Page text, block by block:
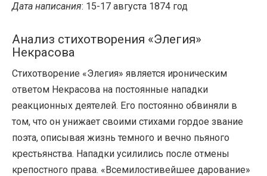
Дата написания: 15-17 августа 1874 год
Анализ стихотворения «Элегия»
Некрасова
Стихотворение «Элегия» является ироническим
ответом Некрасова на постоянные нападки
реакционных деятелей. Его постоянно обвиняли в
том, что он унижает своими стихами гордое звание
поэта, описывая жизнь темного и вечно пьяного
крестьянства. Нападки усилились после отмены
крепостного права. «Всемилостивейшее дарование»